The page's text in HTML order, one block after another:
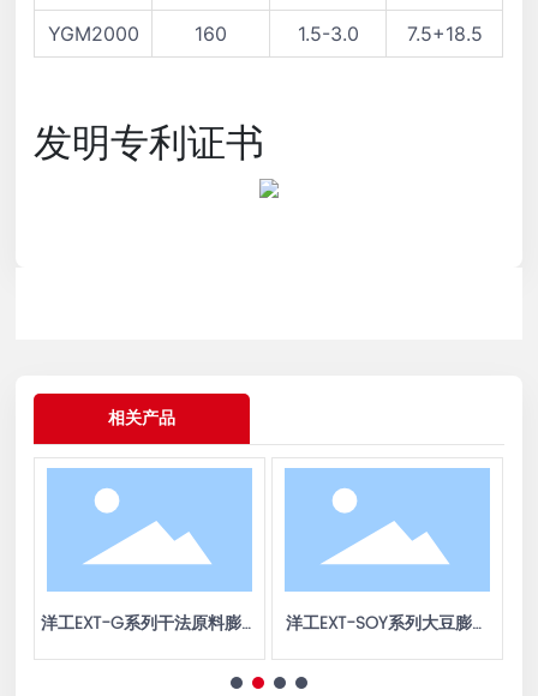
YGM2000
160 1.5-3.0 7.5+18.5
发明专利证书
相关产品
洋工EXT-G系列干法原料膨化
机
洋工EXT-SOY系列大豆膨化
机